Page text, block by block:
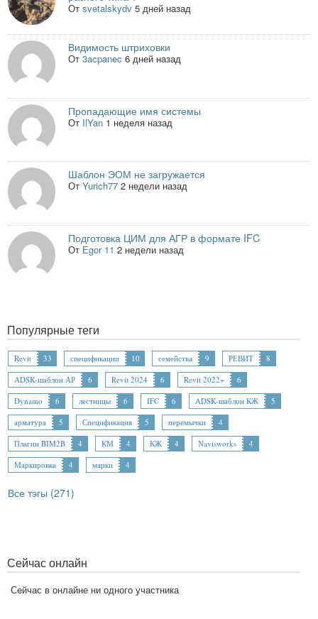
Отsvetalskydv 5 дней назад
Видимость штриховки
От3acpanec 6 дней назад
Пропадающие имя системы
От IlYan 1 неделя назад
Шаблон ЭОМ не загружается
ОтYurich77 2 недели назад
Подготовка ЦИМ для АГР в формате IFC
От Egor 11 2 недели назад
Популярные теги
Revit 33 спецификации 10 семейства 9 РЕВИТ
8
ADSK-шаблон АР
6 Revit 2024 6 Revit 2022+
6
Dynamo
6 лестницы 6 IFC 6 ADSK-шаблон КЖ
5
арматура
5 Спецификация 5 перемычки
4
Плагин BIM2B
4 КМ 4 КЖ 4 Navisworks
4
Маркировка
4 марки 4
Все тэгы (271)
Сейчас онлайн
Сейчас в онлайне ни одного участника